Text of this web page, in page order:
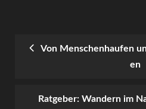
NAVIGATION
Von Menschenhaufen
en
Ratgeber: Wandern im